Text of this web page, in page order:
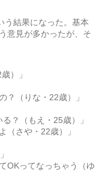
う結果になった。基本
意見が多かったが、そ
）」
？（りな・22歳）」
？（もえ・25歳）」
（さや・22歳）」
OKってなっちゃう（ゆ